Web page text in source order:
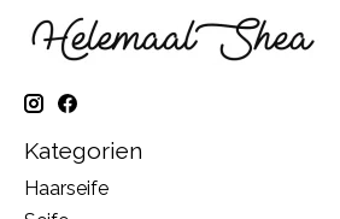
Kategorien
Haarseife